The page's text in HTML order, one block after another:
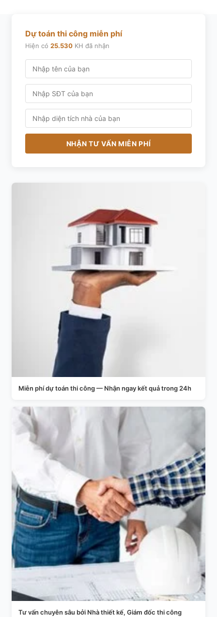
Dự toán thi công miễn phí
Hiện có 25.530 KH đã nhận
NHẬN TƯ VẤN MIỄN PHÍ
Miễn phí dự toán thi công — Nhận ngay kết quả trong 24h
Tư vấn chuyên sâu bởi Nhà thiết kế, Giám đốc thi công